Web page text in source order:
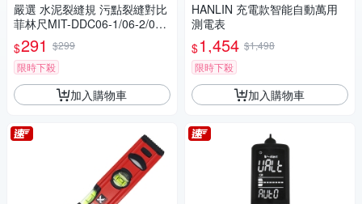
嚴選 水泥裂縫規 污點裂縫對比
菲林尺MIT-DDC06-1/06-2/06-
3三入
$291 $299
限時下殺
加入購物車
HANLIN 充電款智能自動萬用
測電表
$1,454 $1,498
限時下殺
加入購物車